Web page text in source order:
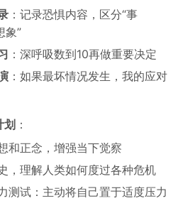
：记录恐惧内容，区分“事
象”
：深呼吸数到10再做重要决定
：如果最坏情况发生，我的应对
划 ：
和正念，增强当下觉察
，理解人类如何度过各种危机
测试：主动将自己置于适度压力